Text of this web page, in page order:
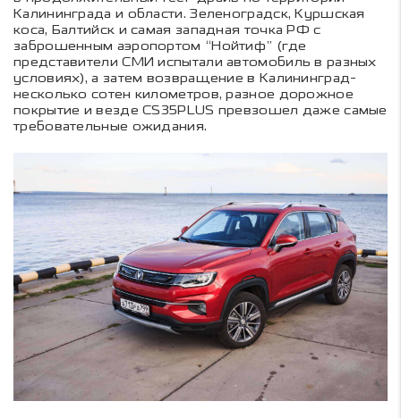
Калининграда и области. Зеленоградск, Куршская
коса, Балтийск и самая западная точка РФ с
заброшенным аэропортом “Нойтиф” (где
представители СМИ испытали автомобиль в разных
условиях), а затем возвращение в Калининград-
несколько сотен километров, разное дорожное
покрытие и везде CS35PLUS превзошел даже самые
требовательные ожидания.